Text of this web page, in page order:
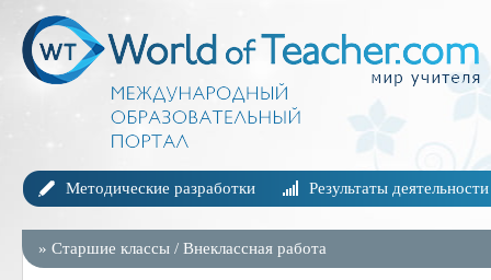
Методические разработки Результаты деятельности
» Старшие классы / Внеклассная работа